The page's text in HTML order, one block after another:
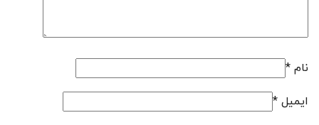
نام *
ایمیل *